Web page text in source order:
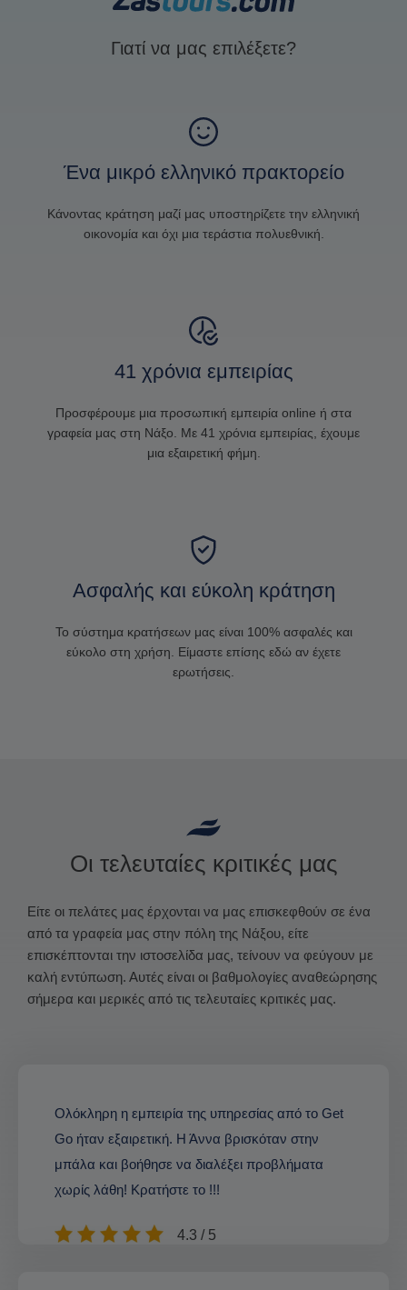
Γιατί να μας επιλέξετε?
Ένα μικρό ελληνικό πρακτορείο
Κάνοντας κράτηση μαζί μας υποστηρίζετε την ελληνική
οικονομία και όχι μια τεράστια πολυεθνική.
41 χρόνια εμπειρίας
Προσφέρουμε μια προσωπική εμπειρία online ή στα
γραφεία μας στη Νάξο. Με 41 χρόνια εμπειρίας, έχουμε
μια εξαιρετική φήμη.
Ασφαλής και εύκολη κράτηση
Το σύστημα κρατήσεων μας είναι 100% ασφαλές και
εύκολο στη χρήση. Είμαστε επίσης εδώ αν έχετε
ερωτήσεις.
Οι τελευταίες κριτικές μας
Είτε οι πελάτες μας έρχονται να μας επισκεφθούν σε ένα
από τα γραφεία μας στην πόλη της Νάξου, είτε
επισκέπτονται την ιστοσελίδα μας, τείνουν να φεύγουν με
καλή εντύπωση. Αυτές είναι οι βαθμολογίες αναθεώρησης
σήμερα και μερικές από τις τελευταίες κριτικές μας.
Ολόκληρη η εμπειρία της υπηρεσίας από το Get
Go ήταν εξαιρετική. Η Άννα βρισκόταν στην
μπάλα και βοήθησε να διαλέξει προβλήματα
χωρίς λάθη! Κρατήστε το !!!
4.3 / 5